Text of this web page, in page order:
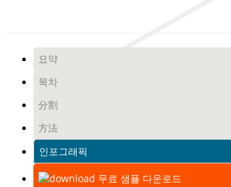
요약
목차
分割
方法
인포그래픽
무료 샘플 다운로드